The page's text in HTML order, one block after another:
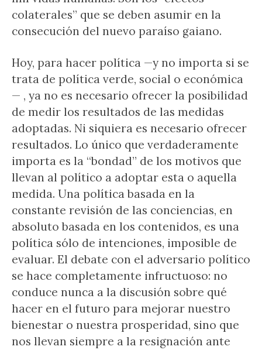
colaterales” que se deben asumir en la
consecución del nuevo paraíso gaiano.
Hoy, para hacer política —y no importa si se
trata de política verde, social o económica
— , ya no es necesario ofrecer la posibilidad
de medir los resultados de las medidas
adoptadas. Ni siquiera es necesario ofrecer
resultados. Lo único que verdaderamente
importa es la “bondad” de los motivos que
llevan al político a adoptar esta o aquella
medida. Una política basada en la
constante revisión de las conciencias, en
absoluto basada en los contenidos, es una
política sólo de intenciones, imposible de
evaluar. El debate con el adversario político
se hace completamente infructuoso: no
conduce nunca a la discusión sobre qué
hacer en el futuro para mejorar nuestro
bienestar o nuestra prosperidad, sino que
nos llevan siempre a la resignación ante